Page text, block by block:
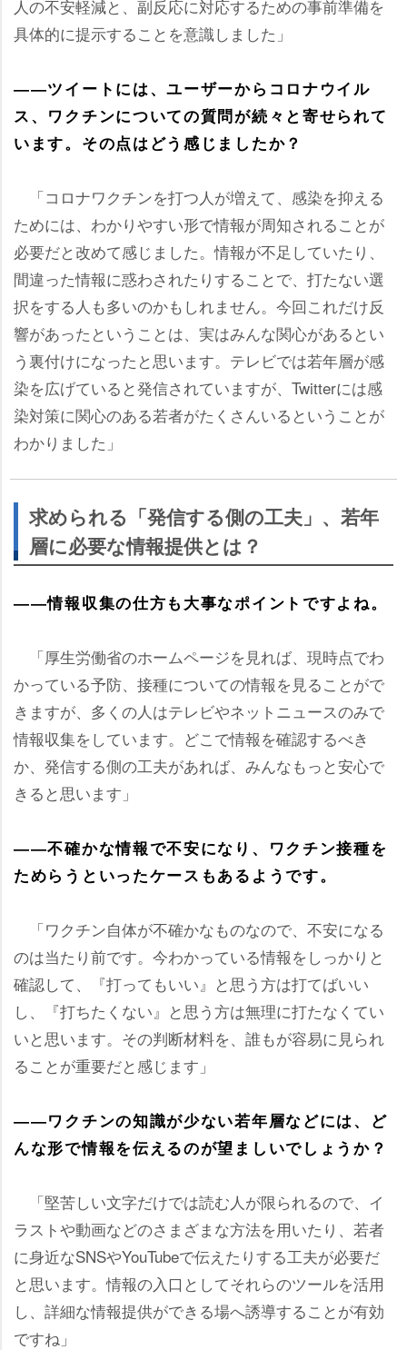
人の不安軽減と、副反応に対応するための事前準備を
具体的に提示することを意識しました」
――ツイートには、ユーザーからコロナウイル
ス、ワクチンについての質問が続々と寄せられて
います。その点はどう感じましたか？
「コロナワクチンを打つ人が増えて、感染を抑える
ためには、わかりやすい形で情報が周知されることが
必要だと改めて感じました。情報が不足していたり、
間違った情報に惑わされたりすることで、打たない選
択をする人も多いのかもしれません。今回これだけ反
響があったということは、実はみんな関心があるとい
う裏付けになったと思います。テレビでは若年層が感
染を広げていると発信されていますが、Twitterには感
染対策に関心のある若者がたくさんいるということが
わかりました」
求められる「発信する側の工夫」、若年
層に必要な情報提供とは？
――情報収集の仕方も大事なポイントですよね。
「厚生労働省のホームページを見れば、現時点でわ
かっている予防、接種についての情報を見ることがで
きますが、多くの人はテレビやネットニュースのみで
情報収集をしています。どこで情報を確認するべき
か、発信する側の工夫があれば、みんなもっと安心で
きると思います」
――不確かな情報で不安になり、ワクチン接種を
ためらうといったケースもあるようです。
「ワクチン自体が不確かなものなので、不安になる
のは当たり前です。今わかっている情報をしっかりと
確認して、『打ってもいい』と思う方は打てばいい
し、『打ちたくない』と思う方は無理に打たなくてい
いと思います。その判断材料を、誰もが容易に見られ
ることが重要だと感じます」
――ワクチンの知識が少ない若年層などには、ど
んな形で情報を伝えるのが望ましいでしょうか？
「堅苦しい文字だけでは読む人が限られるので、イ
ラストや動画などのさまざまな方法を用いたり、若者
に身近なSNSやYouTubeで伝えたりする工夫が必要だ
と思います。情報の入口としてそれらのツールを活用
し、詳細な情報提供ができる場へ誘導することが有効
ですね」